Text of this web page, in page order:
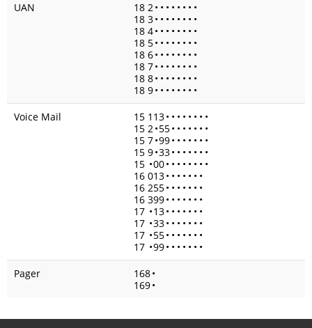
UAN
18 2• • • • • • • •
18 3• • • • • • • •
18 4• • • • • • • •
18 5• • • • • • • •
18 6• • • • • • • •
18 7• • • • • • • •
18 8• • • • • • • •
18 9• • • • • • • •
Voice Mail
15 113• • • • • • • •
15 2•55• • • • • • •
15 7•99• • • • • • •
15 9•33• • • • • • •
15 •00• • • • • • • •
16 013• • • • • • •
16 255• • • • • • •
16 399• • • • • • •
17 •13• • • • • • •
17 •33• • • • • • •
17 •55• • • • • • •
17 •99• • • • • • •
Pager
168•
169•